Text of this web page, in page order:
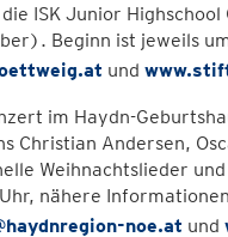
ISK Junior
Beginn ist jeweils
und
im Haydn-
Christian Andersen,
Weihnachtslieder
nähere
noe.at und